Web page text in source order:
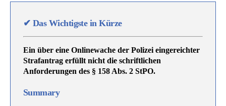
✔ Das Wichtigste in Kürze
Ein über eine Onlinewache der Polizei eingereichter
Strafantrag erfüllt nicht die schriftlichen
Anforderungen des § 158 Abs. 2 StPO.
Summary